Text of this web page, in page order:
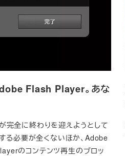
Flash Player。あな
全に終わりを迎えようとして
る必要が全くないほか、Adobe
のコンテンツ再生のブロッ